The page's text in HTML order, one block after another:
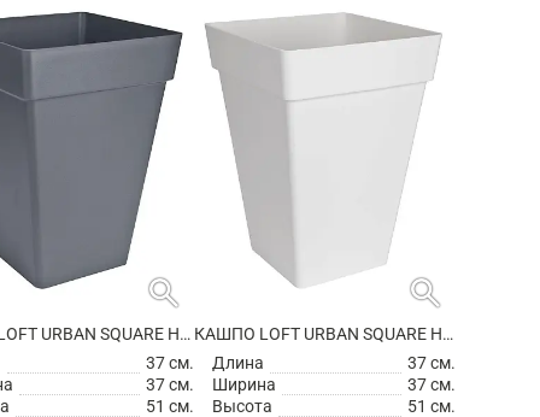
search
КАШПО LOFT URBAN SQUARE HIGH ANTHRACITE
37 см.
37 см.
51 см.
search
КАШПО LOFT URBAN SQUARE HIGH WHITE
Длина
37 см.
Ширина
37 см.
Высота
51 см.